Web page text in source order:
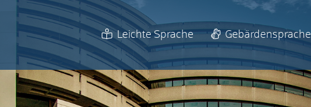
Leichte Sprache Gebärdensprache